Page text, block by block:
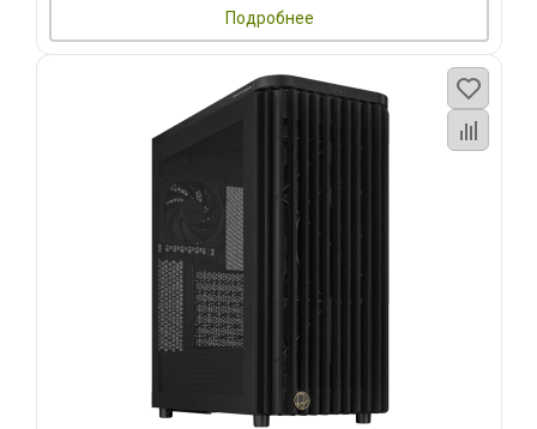
Подробнее